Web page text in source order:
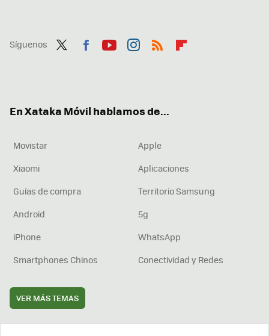
Síguenos
En Xataka Móvil hablamos de...
Movistar
Apple
Xiaomi
Aplicaciones
Guías de compra
Territorio Samsung
Android
5g
iPhone
WhatsApp
Smartphones Chinos
Conectividad y Redes
VER MÁS TEMAS